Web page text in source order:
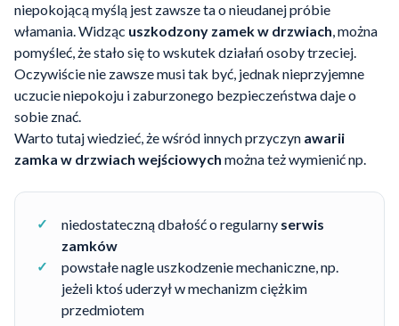
niepokojącą myślą jest zawsze ta o nieudanej próbie
włamania. Widząc uszkodzony zamek w drzwiach, można
pomyśleć, że stało się to wskutek działań osoby trzeciej.
Oczywiście nie zawsze musi tak być, jednak nieprzyjemne
uczucie niepokoju i zaburzonego bezpieczeństwa daje o
sobie znać.
Warto tutaj wiedzieć, że wśród innych przyczyn awarii
zamka w drzwiach wejściowych można też wymienić np.
niedostateczną dbałość o regularny serwis
zamków
powstałe nagle uszkodzenie mechaniczne, np.
jeżeli ktoś uderzył w mechanizm ciężkim
przedmiotem